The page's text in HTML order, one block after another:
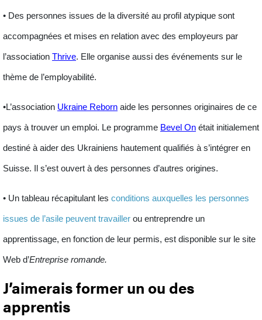
• Des personnes issues de la diversité au profil atypique sont
accompagnées et mises en relation avec des employeurs par
l’association Thrive. Elle organise aussi des événements sur le
thème de l’employabilité.
•L’association Ukraine Reborn aide les personnes originaires de ce
pays à trouver un emploi. Le programme Bevel On était initialement
destiné à aider des Ukrainiens hautement qualifiés à s’intégrer en
Suisse. Il s’est ouvert à des personnes d’autres origines.
• Un tableau récapitulant les conditions auxquelles les personnes
issues de l’asile peuvent travailler ou entreprendre un
apprentissage, en fonction de leur permis, est disponible sur le site
Web d’Entreprise romande.
J’aimerais former un ou des
apprentis